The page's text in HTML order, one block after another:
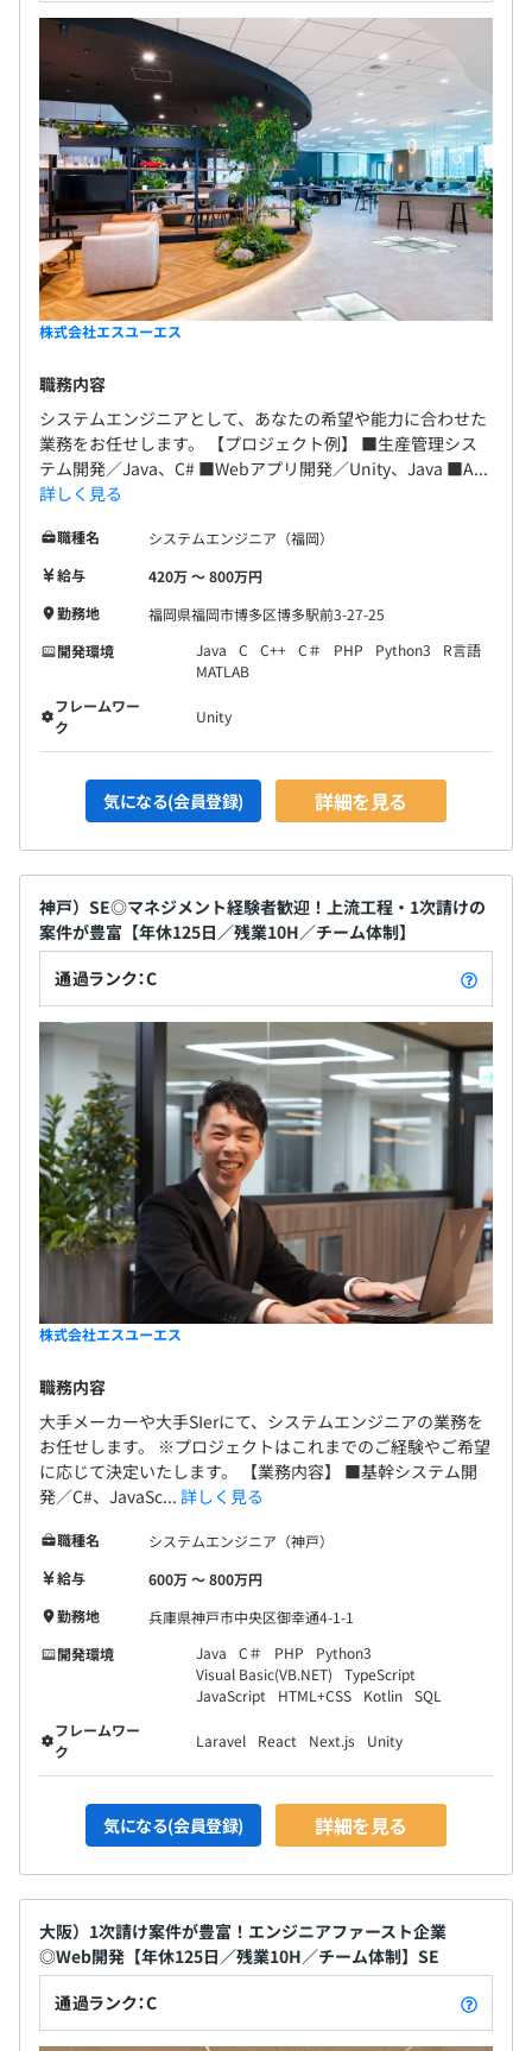
株式会社エスユーエス
職務内容
システムエンジニアとして、あなたの希望や能力に合わせた
業務をお任せします。 【プロジェクト例】 ■生産管理シス
テム開発／Java、C# ■Webアプリ開発／Unity、Java ■A...
詳しく見る
職種名
システムエンジニア（福岡）
給与
420万 〜 800万円
勤務地
福岡県福岡市博多区博多駅前3-27-25
開発環境
Java C C++ C＃ PHP Python3
R言語
MATLAB
フレームワー
ク
Unity
気になる(会員登録) 詳細を見る
神戸）SE◎マネジメント経験者歓迎！上流工程・1次請けの
案件が豊富【年休125日／残業10H／チーム体制】
通過ランク：C
株式会社エスユーエス
職務内容
大手メーカーや大手SIerにて、システムエンジニアの業務を
お任せします。 ※プロジェクトはこれまでのご経験やご希望
に応じて決定いたします。 【業務内容】 ■基幹システム開
発／C#、JavaSc... 詳しく見る
職種名
システムエンジニア（神戸）
給与
600万 〜 800万円
勤務地
兵庫県神戸市中央区御幸通4-1-1
開発環境
Java C＃ PHP
Python3
Visual Basic(VB.NET)
TypeScript
JavaScript
HTML+CSS Kotlin SQL
フレームワー
ク
Laravel React Next.js Unity
気になる(会員登録) 詳細を見る
大阪）1次請け案件が豊富！エンジニアファースト企業
◎Web開発【年休125日／残業10H／チーム体制】SE
通過ランク：C